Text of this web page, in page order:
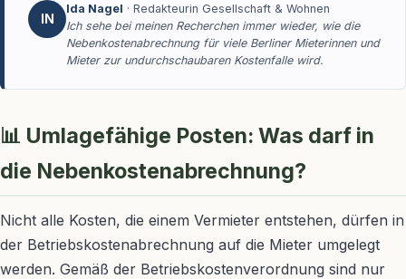
IN
Ida Nagel · Redakteurin Gesellschaft & Wohnen
Ich sehe bei meinen Recherchen immer wieder, wie die
Nebenkostenabrechnung für viele Berliner Mieterinnen und
Mieter zur undurchschaubaren Kostenfalle wird.
📊 Umlagefähige Posten: Was darf in
die Nebenkostenabrechnung?
Nicht alle Kosten, die einem Vermieter entstehen, dürfen in
der Betriebskostenabrechnung auf die Mieter umgelegt
werden. Gemäß der Betriebskostenverordnung sind nur